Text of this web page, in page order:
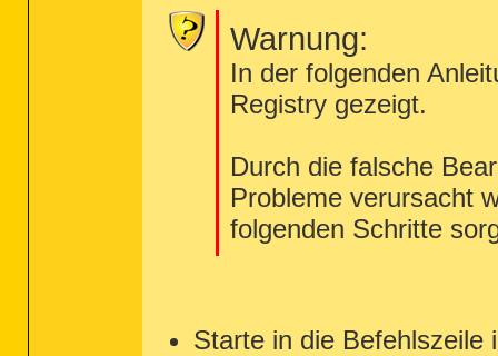
Warnung:
In der folgenden
Registry gezeigt.
Durch die falsche
Probleme verursacht
folgenden Schritte
Starte in die Befehlszeile